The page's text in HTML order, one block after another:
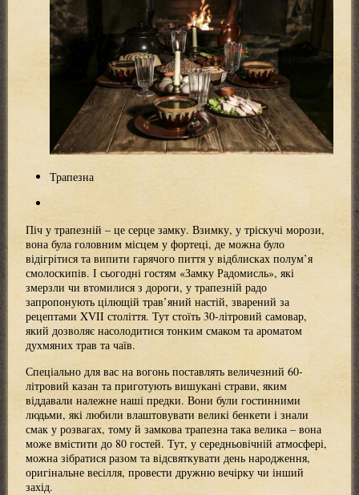
Трапезна
Піч у трапезній – це серце замку. Взимку, у тріскучі морози,
вона була головним місцем у фортеці, де можна було
відігрітися та випити гарячого пиття у відблисках полум’я
смолоскипів. І сьогодні гостям «Замку Радомисль», які
змерзли чи втомилися з дороги, у трапезній радо
запропонують цілющій трав’яний настій, зварений за
рецептами XVII століття. Тут стоїть 30-літровий самовар,
який дозволяє насолодитися тонким смаком та ароматом
духмяних трав та чаїв.
Спеціально для вас на вогонь поставлять величезний 60-
літровий казан та приготують вишукані страви, яким
віддавали належне наші предки. Вони були гостинними
людьми, які любили влаштовувати великі бенкети і знали
смак у розвагах, тому й замкова трапезна така велика – вона
може вмістити до 80 гостей. Тут, у середньовічній атмосфері,
можна зібратися разом та відсвяткувати день народження,
оригінальне весілля, провести дружню вечірку чи інший
захід.